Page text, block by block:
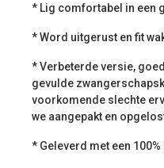
* Lig comfortabel in een
* Word uitgerust en fit
* Verbeterde versie,
gevulde
voorkomende slechte
we aangepakt en
* Geleverd met een